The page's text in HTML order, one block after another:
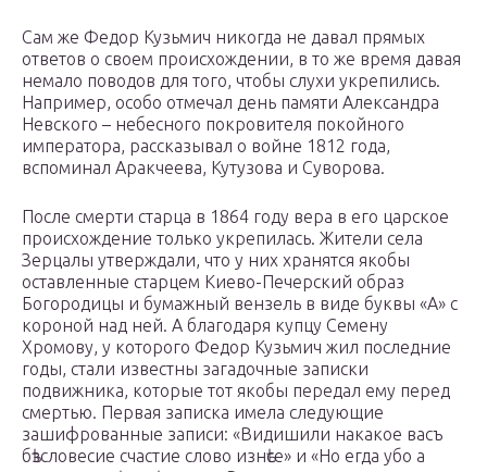
Сам же Федор Кузьмич никогда не давал прямых
ответов о своем происхождении, в то же время давая
немало поводов для того, чтобы слухи укрепились.
Например, особо отмечал день памяти Александра
Невского – небесного покровителя покойного
императора, рассказывал о войне 1812 года,
вспоминал Аракчеева, Кутузова и Суворова.
После смерти старца в 1864 году вера в его царское
происхождение только укрепилась. Жители села
Зерцалы утверждали, что у них хранятся якобы
оставленные старцем Киево-Печерский образ
Богородицы и бумажный вензель в виде буквы «А» с
короной над ней. А благодаря купцу Семену
Хромову, у которого Федор Кузьмич жил последние
годы, стали известны загадочные записки
подвижника, которые тот якобы передал ему перед
смертью. Первая записка имела следующие
зашифрованные записи: «Видишили накакое васъ
бѣзсловесие счастие слово изнѣсе» и «Но егда убо а